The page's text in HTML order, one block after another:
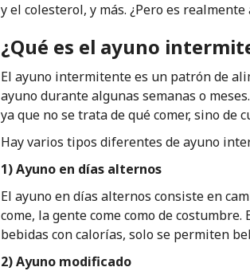
y el colesterol, y más. ¿Pero es realmente
¿Qué es el ayuno
El ayuno intermitente es un patrón de
ayuno durante algunas semanas o
ya que no se trata de qué comer, sino de
Hay varios tipos diferentes de ayuno
1) Ayuno en días alternos
El ayuno en días alternos consiste en
come, la gente come como de
bebidas con calorías, solo se permiten
2) Ayuno modificado